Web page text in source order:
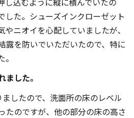
した。シューズインクローゼット
ニオイを心配していましたが、
露を防いでいただいたので、特に
した。
したので、洗面所の床のレベル
たのですが、他の部分の床の高さ